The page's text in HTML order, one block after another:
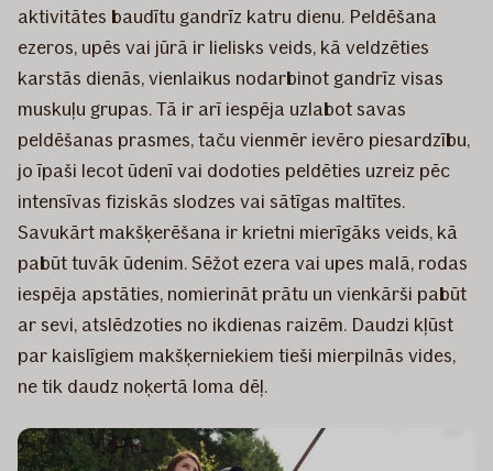
aktivitātes baudītu gandrīz katru dienu. Peldēšana
ezeros, upēs vai jūrā ir lielisks veids, kā veldzēties
karstās dienās, vienlaikus nodarbinot gandrīz visas
muskuļu grupas. Tā ir arī iespēja uzlabot savas
peldēšanas prasmes, taču vienmēr ievēro piesardzību,
jo īpaši lecot ūdenī vai dodoties peldēties uzreiz pēc
intensīvas fiziskās slodzes vai sātīgas maltītes.
Savukārt makšķerēšana ir krietni mierīgāks veids, kā
pabūt tuvāk ūdenim. Sēžot ezera vai upes malā, rodas
iespēja apstāties, nomierināt prātu un vienkārši pabūt
ar sevi, atslēdzoties no ikdienas raizēm. Daudzi kļūst
par kaislīgiem makšķerniekiem tieši mierpilnās vides,
ne tik daudz noķertā loma dēļ.